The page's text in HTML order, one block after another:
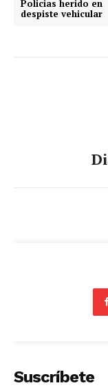
Policias herido en
despiste vehicular
Suscríbete